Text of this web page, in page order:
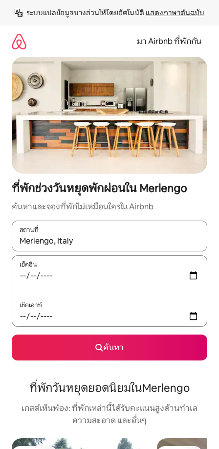
เนื้อหา
ระบบแปลข้อมูลบางส่วนให้โดยอัตโนมัติ แสดงภาษาต้นฉบับ
มา Airbnb ที่พักกัน
ที่พักช่วงวันหยุดพักผ่อนใน Merlengo
ค้นหาและจองที่พักไม่เหมือนใครใน Airbnb
สถานที่
ใช้ลูกศรขึ้นลง หรือใช้การสัมผัสหรือปัด เพื่อสำรวจผลการค้นหา
เช็คอิน
เช็คเอาท์
ค้นหา
ที่พักวันหยุดยอดนิยมในMerlengo
เกสต์เห็นพ้อง: ที่พักเหล่านี้ได้รับคะแนนสูงด้านทำเล
ความสะอาด และอื่นๆ